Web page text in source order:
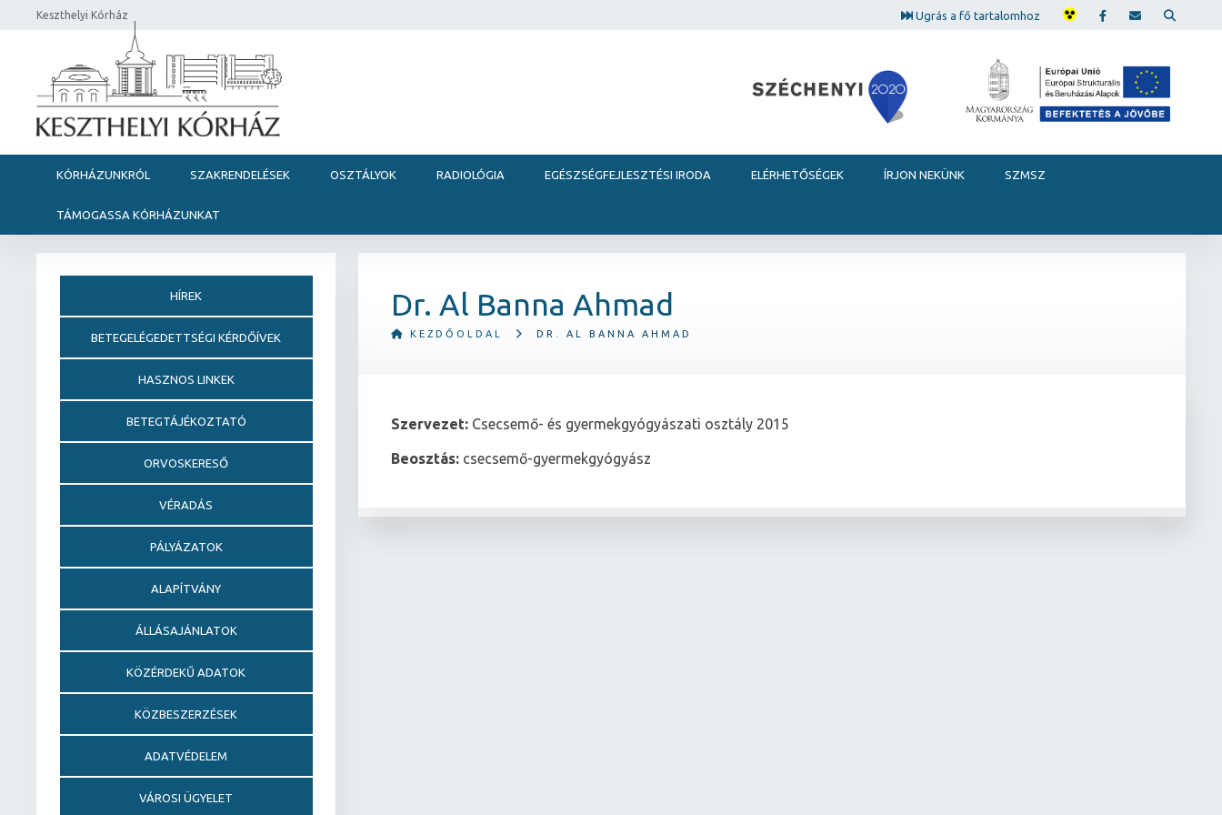
Keszthelyi Kórház Ugrás a fő tartalomhoz
KÓRHÁZUNKRÓL SZAKRENDELÉSEK OSZTÁLYOK RADIOLÓGIA EGÉSZSÉGFEJLESZTÉSI IRODA ELÉRHETŐSÉGEK ÍRJON NEKÜNK SZMSZ
TÁMOGASSA KÓRHÁZUNKAT
Dr. Al Banna Ahmad
KEZDŐOLDAL DR. AL BANNA AHMAD
Szervezet: Csecsemő- és gyermekgyógyászati osztály 2015
Beosztás: csecsemő-gyermekgyógyász
HÍREK
BETEGELÉGEDETTSÉGI KÉRDŐÍVEK
HASZNOS LINKEK
BETEGTÁJÉKOZTATÓ
ORVOSKERESŐ
VÉRADÁS
PÁLYÁZATOK
ALAPÍTVÁNY
ÁLLÁSAJÁNLATOK
KÖZÉRDEKŰ ADATOK
KÖZBESZERZÉSEK
ADATVÉDELEM
VÁROSI ÜGYELET